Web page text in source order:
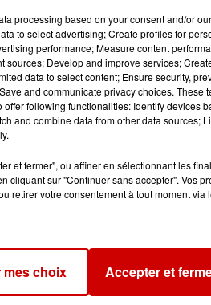
que vous avez exprimé.
cliquant sur le bouton ci-
que vous avez exprimé.
cliquant sur le bouton ci-
processing based on your consent and/or
to select advertising; Create profiles for
performance; Measure content
sources; Develop and improve services;
data to select content; Ensure security,
and communicate privacy choices. These
following functionalities: Identify devices
and combine data from other data sources;
et fermer", ou affiner en sélectionnant les
cliquant sur "Continuer sans accepter". Vos
retirer votre consentement à tout moment
mes choix Accepter et